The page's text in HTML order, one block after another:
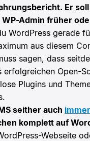
Er
WP-Admin früher
WordPress gerade
aus diesem
sagen, dass
erfolgreichen Open-
Plugins und
seither auch
komplett auf
Webseite